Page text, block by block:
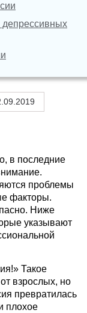
в последние
проблемы
факторы.
Ниже
указывают
Такое
взрослых, но
превратилась
плохое